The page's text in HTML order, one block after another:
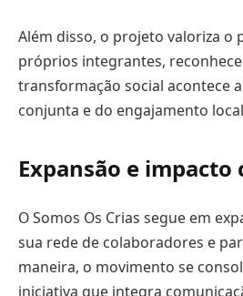
Além disso, o projeto valoriza o
próprios integrantes,
transformação social acontece
conjunta e do engajamento
Expansão e
O Somos Os Crias segue em
sua rede de colaboradores e
maneira, o movimento se
iniciativa que integra